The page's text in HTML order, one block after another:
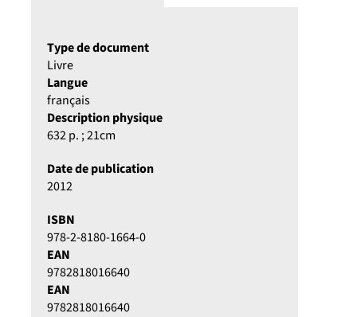
Type de document
Livre
Langue
français
Description physique
632 p. ; 21cm
Date de publication
2012
ISBN
978-2-8180-1664-0
EAN
9782818016640
EAN
9782818016640